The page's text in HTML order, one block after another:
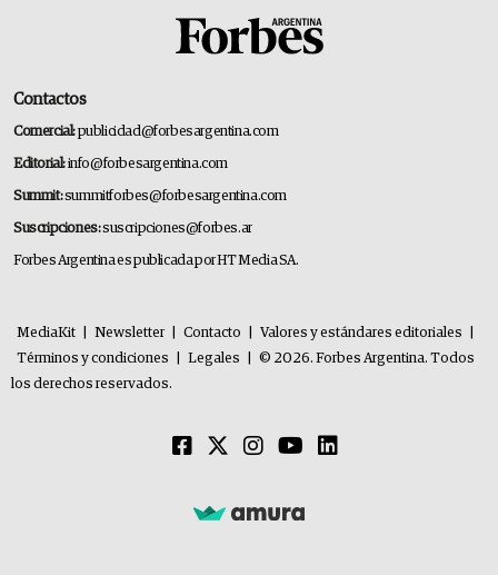
Contactos
Comercial:publicidad@forbesargentina.com
Editorial:info@forbesargentina.com
Summit:summitforbes@forbesargentina.com
Suscripciones:suscripciones@forbes.ar
Forbes Argentina es publicada por HT Media SA.
MediaKit Newsletter Contacto Valores y estándares editoriales
Términos y condiciones
Legales
© 2026. Forbes Argentina. Todos
los derechos reservados.